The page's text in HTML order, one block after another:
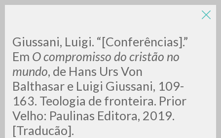
Giussani, Luigi. “[Conferências].”
Em O compromisso do cristão no
mundo, de Hans Urs Von
Balthasar e Luigi Giussani, 109-
163. Teologia de fronteira. Prior
Velho: Paulinas Editora, 2019.
[Traducão].
LUIGI
GIUSSANI
scritti